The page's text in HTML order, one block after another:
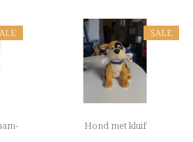
SALE
Hond met kluif